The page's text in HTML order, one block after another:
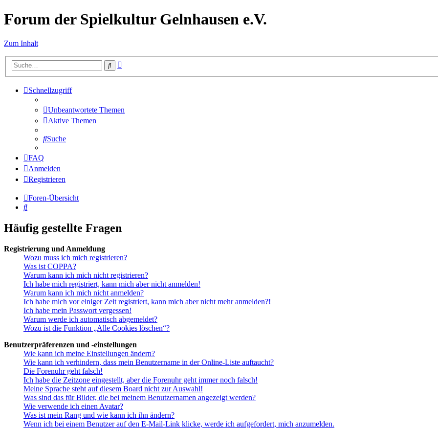
Forum der Spielkultur Gelnhausen e.V.
Zum Inhalt
Suche
Schnellzugriff
Unbeantwortete Themen
Aktive Themen
Suche
FAQ
Anmelden
Registrieren
Foren-Übersicht
Suche
Häufig gestellte Fragen
Registrierung und Anmeldung
Wozu muss ich mich registrieren?
Was ist COPPA?
Warum kann ich mich nicht registrieren?
Ich habe mich registriert, kann mich aber nicht anmelden!
Warum kann ich mich nicht anmelden?
Ich habe mich vor einiger Zeit registriert, kann mich aber nicht mehr anmelden?!
Ich habe mein Passwort vergessen!
Warum werde ich automatisch abgemeldet?
Wozu ist die Funktion „Alle Cookies löschen“?
Benutzerpräferenzen und -einstellungen
Wie kann ich meine Einstellungen ändern?
Wie kann ich verhindern, dass mein Benutzername in der Online-Liste auftaucht?
Die Forenuhr geht falsch!
Ich habe die Zeitzone eingestellt, aber die Forenuhr geht immer noch falsch!
Meine Sprache steht auf diesem Board nicht zur Auswahl!
Was sind das für Bilder, die bei meinem Benutzernamen angezeigt werden?
Wie verwende ich einen Avatar?
Was ist mein Rang und wie kann ich ihn ändern?
Wenn ich bei einem Benutzer auf den E-Mail-Link klicke, werde ich aufgefordert, mich anzumelden.